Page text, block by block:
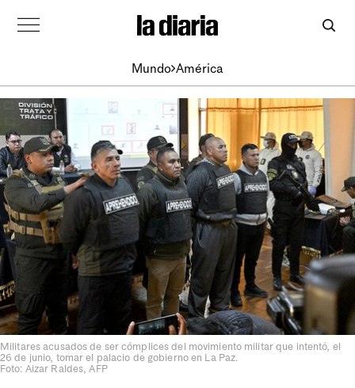
Mundo América
Militares acusados de ser cómplices del movimiento militar que intentó, el
26 de junio, tomar el palacio de gobierno en La Paz.
Foto: Aizar Raldes, AFP